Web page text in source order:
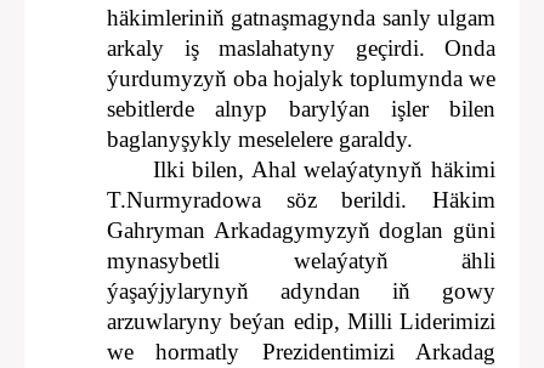
häkimleriniň gatnaşmagynda sanly ulgam
arkaly iş maslahatyny geçirdi. Onda
ýurdumyzyň oba hojalyk toplumynda we
sebitlerde alnyp barylýan işler bilen
baglanyşykly meselelere garaldy.
Ilki bilen, Ahal welaýatynyň häkimi
T.Nurmyradowa söz berildi. Häkim
Gahryman Arkadagymyzyň doglan güni
mynasybetli welaýatyň ähli
ýaşaýjylarynyň adyndan iň gowy
arzuwlaryny beýan edip, Milli Liderimizi
we hormatly Prezidentimizi Arkadag